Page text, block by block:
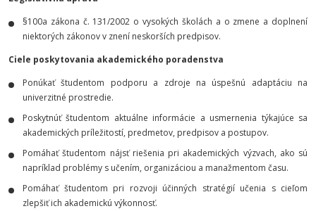
§100a zákona č. 131/2002 o vysokých školách a o zmene a doplnení
niektorých zákonov v znení neskorších predpisov.
Ciele poskytovania akademického poradenstva
Ponúkať študentom podporu a zdroje na úspešnú adaptáciu na
univerzitné prostredie.
Poskytnúť študentom aktuálne informácie a usmernenia týkajúce sa
akademických príležitostí, predmetov, predpisov a postupov.
Pomáhať študentom nájsť riešenia pri akademických výzvach, ako sú
napríklad problémy s učením, organizáciou a manažmentom času.
Pomáhať študentom pri rozvoji účinných stratégií učenia s cieľom
zlepšiť ich akademickú výkonnosť.